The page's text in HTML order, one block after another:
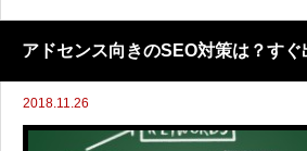
ます。しかし、よく考えてみてください
アドセンス向きのSEO対策は？す
2018.11.26